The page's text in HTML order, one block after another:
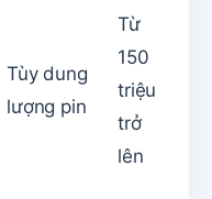
Tùy dung
lượng pin
Từ
150
triệu
trở
lên